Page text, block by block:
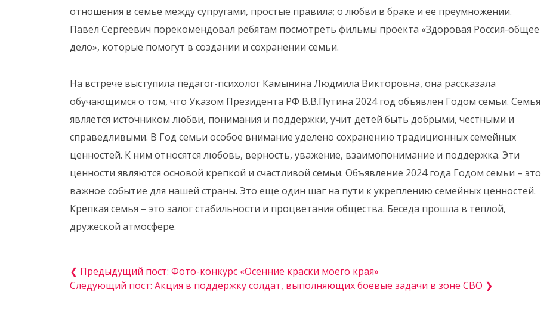
отношения в семье между супругами, простые правила; о любви в браке и ее преумножении.
Павел Сергеевич порекомендовал ребятам посмотреть фильмы проекта «Здоровая Россия-общее
дело», которые помогут в создании и сохранении семьи.
На встрече выступила педагог-психолог Камынина Людмила Викторовна, она рассказала
обучающимся о том, что Указом Президента РФ В.В.Путина 2024 год объявлен Годом семьи. Семья
является источником любви, понимания и поддержки, учит детей быть добрыми, честными и
справедливыми. В Год семьи особое внимание уделено сохранению традиционных семейных
ценностей. К ним относятся любовь, верность, уважение, взаимопонимание и поддержка. Эти
ценности являются основой крепкой и счастливой семьи. Объявление 2024 года Годом семьи – это
важное событие для нашей страны. Это еще один шаг на пути к укреплению семейных ценностей.
Крепкая семья – это залог стабильности и процветания общества. Беседа прошла в теплой,
дружеской атмосфере.
❮ Предыдущий пост: Фото-конкурс «Осенние краски моего края»
Следующий пост: Акция в поддержку солдат, выполняющих боевые задачи в зоне СВО ❯